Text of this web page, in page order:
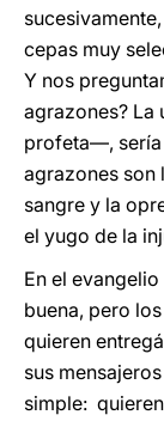
cepas muy
Y nos
agrazones? La
profeta—, sería
agrazones son
sangre y la
el yugo de la
En el
buena, pero
quieren
sus
simple: